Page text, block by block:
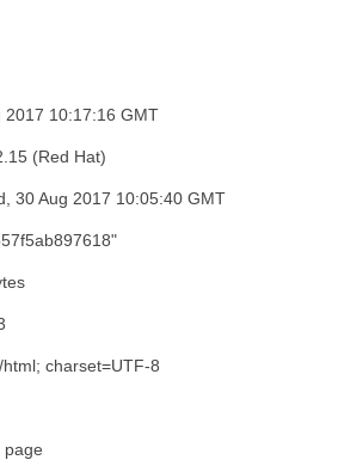
2017 10:17:16 GMT
(Red Hat)
30 Aug 2017 10:05:40 GMT
charset=UTF-8
page